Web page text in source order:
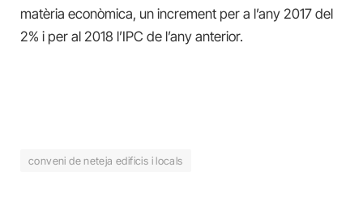
matèria econòmica, un increment per a l’any 2017 del
2% i per al 2018 l’IPC de l’any anterior.
conveni de neteja edificis i locals